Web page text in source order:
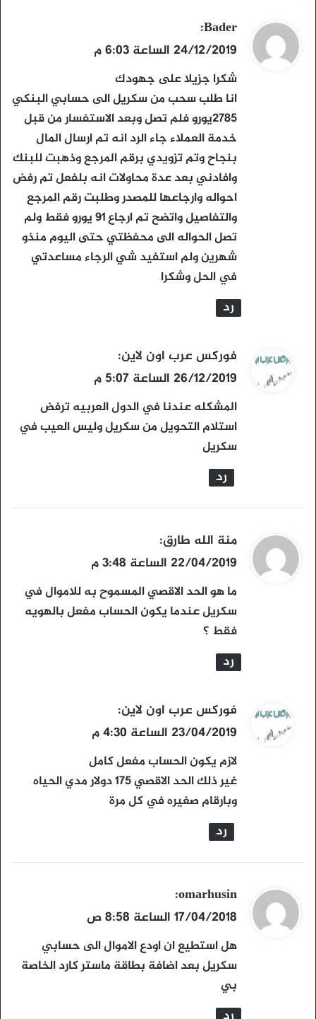
ي
ق
و
ل
Bader
:
24/12/2019 الساعة 6:03 م
شكرا جزيلا على جهودك
انا طلب سحب من سكريل الى حسابي البنكي
2785يورو فلم تصل وبعد الاستفسار من قبل
خدمة العملاء جاء الرد انه تم ارسال المال
بنجاح وتم تزويدي برقم المرجع وذهبت للبنك
وافادني بعد عدة محاولات انه بلفعل تم رفض
احواله وارجاعها للمصدر وطلبت رقم المرجع
والتفاصيل واتضح تم ارجاع ٩١ يورو فقط ولم
تصل الحواله الى محفظتي حتى اليوم منذو
شهرين ولم استفيد شي الرجاء مساعدتي
في الحل وشكرا
رد
ي
ق
و
ل
فوركس عرب اون لاين:
26/12/2019 الساعة 5:07 م
المشكله عندنا في الدول العربيه ترفض
استلام التحويل من سكريل وليس العيب في
سكريل
رد
ي
ق
و
ل
منة الله طارق:
22/04/2019 الساعة 3:48 م
ما هو الحد الاقصي المسموح به للاموال في
سكريل عندما يكون الحساب مفعل بالهويه
فقط ؟
رد
ي
ق
و
ل
فوركس عرب اون لاين:
23/04/2019 الساعة 4:30 م
لازم يكون الحساب مفعل كامل
غير ذلك الحد الاقصي 175 دولار مدي الحياه
وبارقام صغيره في كل مرة
رد
ي
ق
و
ل
omarhusin
:
17/04/2018 الساعة 8:58 ص
هل استطيع ان اودع الاموال الى حسابي
سكريل بعد اضافة بطاقة ماستر كارد الخاصة
بي